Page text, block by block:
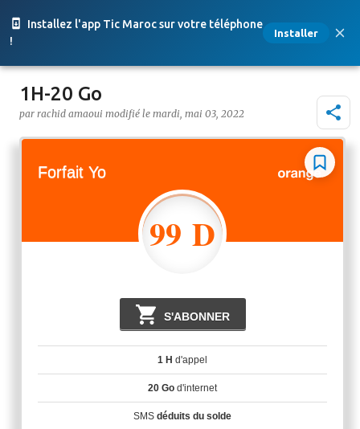
Installez l'app Tic Maroc sur votre téléphone
!
Installer
Accéder au contenu principal
1H-20 Go
par rachid amaoui le mardi, mai 03, 2022
Forfait Yo
99 D
h
1 H d'appel
20 Go d'internet
SMS déduits du solde